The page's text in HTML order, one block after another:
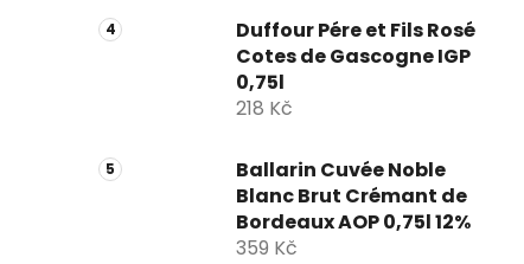
Duffour Pére et Fils Rosé
Cotes de Gascogne IGP
0,75l
218 Kč
Ballarin Cuvée Noble
Blanc Brut Crémant de
Bordeaux AOP 0,75l 12%
359 Kč